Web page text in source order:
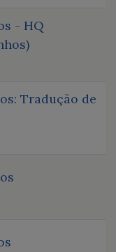
- HQ
Tradução de